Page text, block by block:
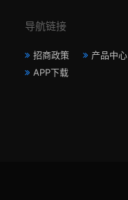
导航链接
招商政策 产品中心
APP下载